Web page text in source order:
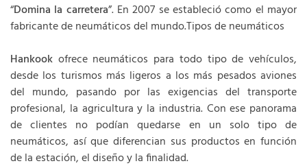
“Domina la carretera”. En 2007 se estableció como el mayor
fabricante de neumáticos del mundo.Tipos de neumáticos
Hankook ofrece neumáticos para todo tipo de vehículos,
desde los turismos más ligeros a los más pesados aviones
del mundo, pasando por las exigencias del transporte
profesional, la agricultura y la industria. Con ese panorama
de clientes no podían quedarse en un solo tipo de
neumáticos, así que diferencian sus productos en función
de la estación, el diseño y la finalidad.